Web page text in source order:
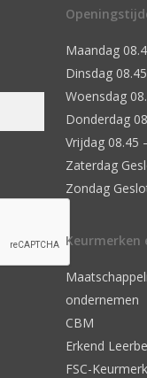
Maandag
Dinsdag
Woensdag
Donderdag
Vrijdag 08.45
Zaterdag
Zondag
Keurmerken
ondernemen
CBM
Erkend
FSC-Keurmerk